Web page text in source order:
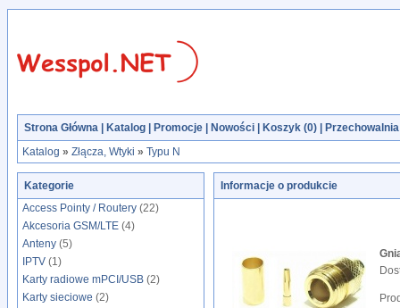
Strona Główna Katalog Promocje Nowości Koszyk (0)
Katalog » Złącza, Wtyki » Typu N
Kategorie
Access Pointy / Routery (22)
Akcesoria GSM/LTE (4)
Anteny (5)
IPTV (1)
Karty radiowe mPCI/USB (2)
Karty sieciowe (2)
Informacje o produkcie